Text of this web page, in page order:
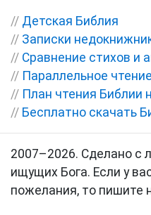
// Детская Библия
// Записки
// Сравнение стихов и
// Параллельное
// План чтения Библии
// Бесплатно скачать
2007–2026. Сделано
ищущих Бога. Если у
пожелания, то пишите